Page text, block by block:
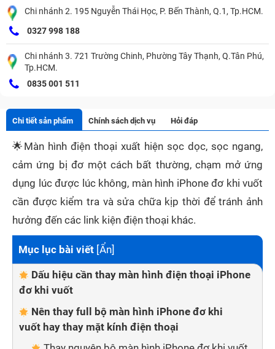
Chi nhánh 2. 195 Nguyễn Thái Học, P. Bến Thành, Q.1, Tp.HCM.
0327 998 188
Chi nhánh 3. 721 Trường Chinh, Phường Tây Thạnh, Q.Tân Phú,
Tp.HCM.
0835 001 511
Chi tiết sản phẩm Chính sách dịch vụ Hỏi đáp
🌟 Màn hình điện thoại xuất hiện sọc dọc, sọc ngang,
cảm ứng bị đơ một cách bất thường, chạm mở ứng
dụng lúc được lúc không, màn hình iPhone đơ khi vuốt
cần được kiểm tra và sửa chữa kịp thời để tránh ảnh
hưởng đến các link kiện điện thoại khác.
Mục lục bài viết [Ẩn]
Dấu hiệu cần thay màn hình điện thoại iPhone
đơ khi vuốt
Nên thay full bộ màn hình iPhone đơ khi
vuốt hay thay mặt kính điện thoại